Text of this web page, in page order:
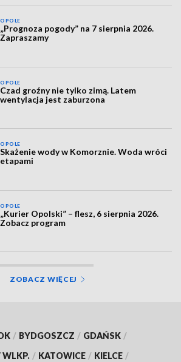
OPOLE
„Prognoza pogody” na 7 sierpnia 2026.
Zapraszamy
OPOLE
Czad groźny nie tylko zimą. Latem
wentylacja jest zaburzona
OPOLE
Skażenie wody w Komorznie. Woda wróci
etapami
OPOLE
„Kurier Opolski” – flesz, 6 sierpnia 2026.
Zobacz program
ZOBACZ WIĘCEJ
/ BYDGOSZCZ / GDAŃSK /
WLKP. / KATOWICE / KIELCE /